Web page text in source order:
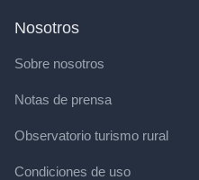
Nosotros
Sobre nosotros
Notas de prensa
Observatorio turismo rural
Condiciones de uso